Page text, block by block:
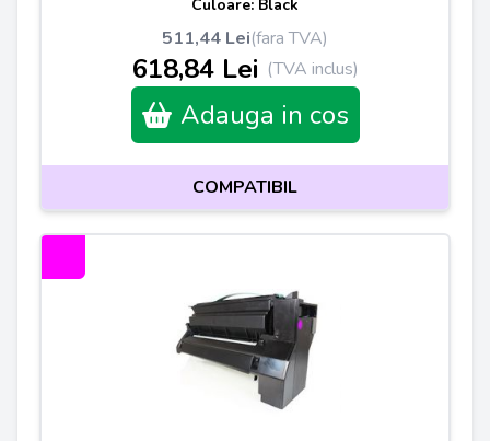
Culoare: Black
511,44 Lei(fara TVA)
618,84 Lei (TVA inclus)
Adauga in cos
COMPATIBIL